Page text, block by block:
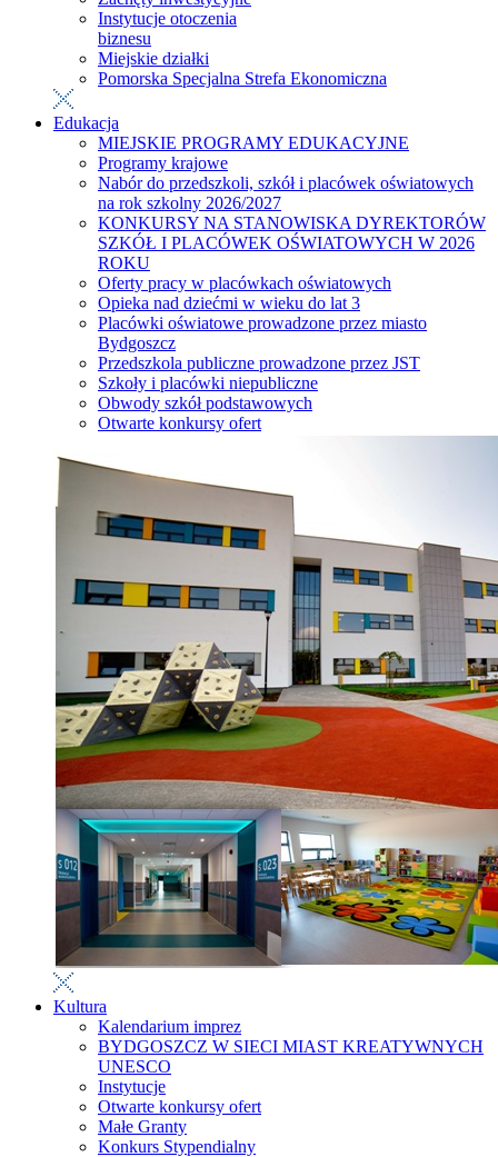
Instytucje otoczenia
biznesu
Miejskie działki
Pomorska Specjalna Strefa Ekonomiczna
Edukacja
MIEJSKIE PROGRAMY EDUKACYJNE
Programy krajowe
Nabór do przedszkoli, szkół i placówek oświatowych
na rok szkolny 2026/2027
KONKURSY NA STANOWISKA DYREKTORÓW
SZKÓŁ I PLACÓWEK OŚWIATOWYCH W 2026
ROKU
Oferty pracy w placówkach oświatowych
Opieka nad dziećmi w wieku do lat 3
Placówki oświatowe prowadzone przez miasto
Bydgoszcz
Przedszkola publiczne prowadzone przez JST
Szkoły i placówki niepubliczne
Obwody szkół podstawowych
Otwarte konkursy ofert
Kultura
Kalendarium imprez
BYDGOSZCZ W SIECI MIAST KREATYWNYCH
UNESCO
Instytucje
Otwarte konkursy ofert
Małe Granty
Konkurs Stypendialny